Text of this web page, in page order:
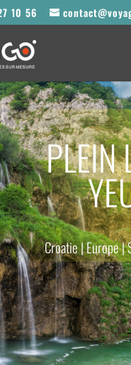
10 56
PLEIN
Croatie|Europe|